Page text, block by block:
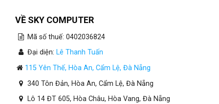
VỀ SKY COMPUTER
Mã số thuế: 0402036824
Đại diện: Lê Thanh Tuấn
115 Yên Thế, Hòa An, Cẩm Lệ, Đà Nẵng
340 Tôn Đản, Hòa An, Cẩm Lệ, Đà Nẵng
Lô 14 ĐT 605, Hòa Châu, Hòa Vang, Đà Nẵng